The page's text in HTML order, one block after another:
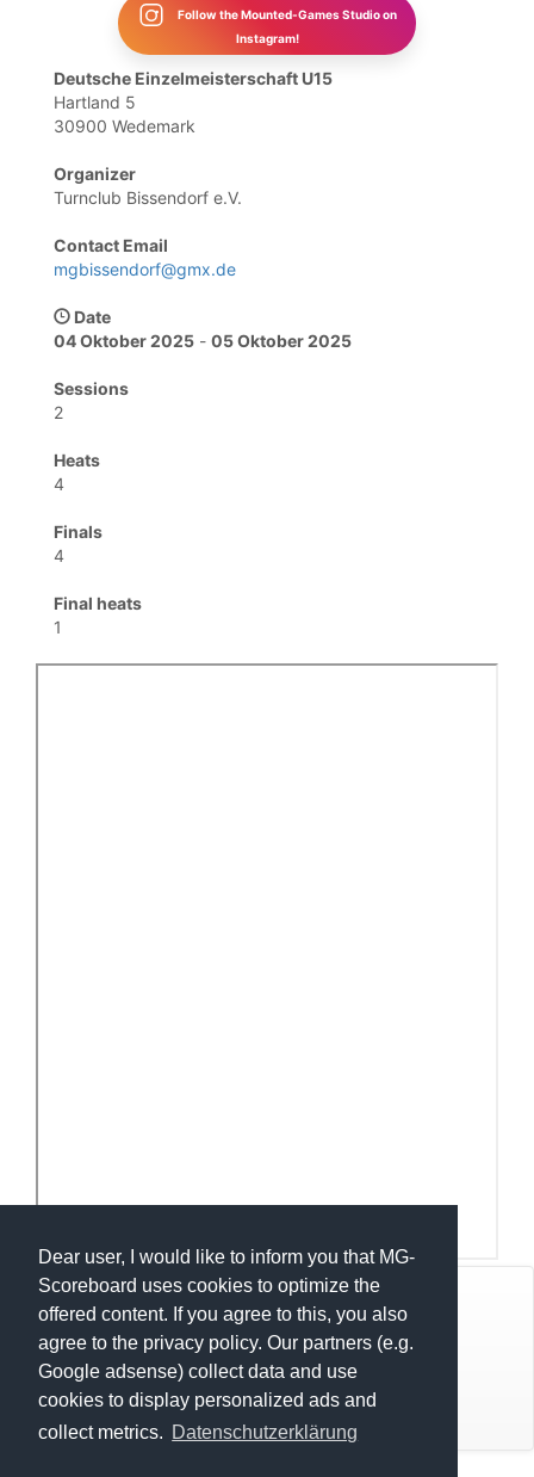
Dear user, I would like to inform you that MG-
Scoreboard uses cookies to optimize the
offered content. If you agree to this, you also
agree to the privacy policy. Our partners (e.g.
Google adsense) collect data and use
cookies to display personalized ads and
collect metrics. Datenschutzerklärung
Follow the Mounted-Games Studio on
Instagram!
Deutsche Einzelmeisterschaft U15
Hartland 5
30900 Wedemark
Organizer
Turnclub Bissendorf e.V.
Contact Email
mgbissendorf@gmx.de
Date
04 Oktober 2025 - 05 Oktober 2025
Sessions
2
Heats
4
Finals
4
Final heats
1
Deutsche Einzelmeisterschaft
© Mats Hensel,MG-SCOREBOARD.de
Impressum